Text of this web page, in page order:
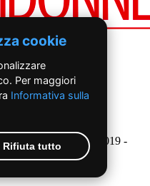
del 23 /09/ 2019 -
cookie
Per maggiori
Informativa sulla
Rifiuta tutto